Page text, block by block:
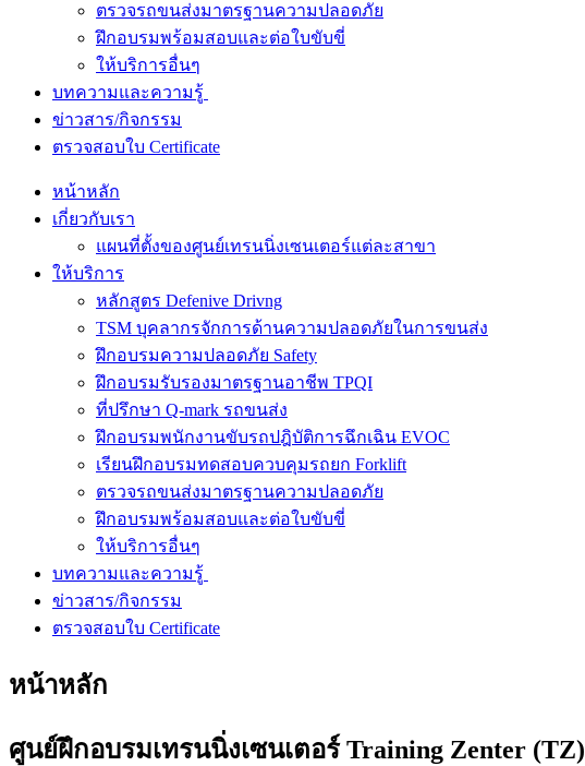
ตรวจรถขนส่งมาตรฐานความปลอดภัย
ฝึกอบรมพร้อมสอบและต่อใบขับขี่
ให้บริการอื่นๆ
บทความและความรู้
ข่าวสาร/กิจกรรม
ตรวจสอบใบ Certificate
หน้าหลัก
เกี่ยวกับเรา
แผนที่ตั้งของศูนย์เทรนนิ่งเซนเตอร์แต่ละสาขา
ให้บริการ
หลักสูตร Defenive Drivng
TSM บุคลากรจักการด้านความปลอดภัยในการขนส่ง
ฝึกอบรมความปลอดภัย Safety
ฝึกอบรมรับรองมาตรฐานอาชีพ TPQI
ที่ปรึกษา Q-mark รถขนส่ง
ฝึกอบรมพนักงานขับรถปฎิบัติการฉึกเฉิน EVOC
เรียนฝึกอบรมทดสอบควบคุมรถยก Forklift
ตรวจรถขนส่งมาตรฐานความปลอดภัย
ฝึกอบรมพร้อมสอบและต่อใบขับขี่
ให้บริการอื่นๆ
บทความและความรู้
ข่าวสาร/กิจกรรม
ตรวจสอบใบ Certificate
หน้าหลัก
ศูนย์ฝึกอบรมเทรนนิ่งเซนเตอร์ Training Zenter (TZ)